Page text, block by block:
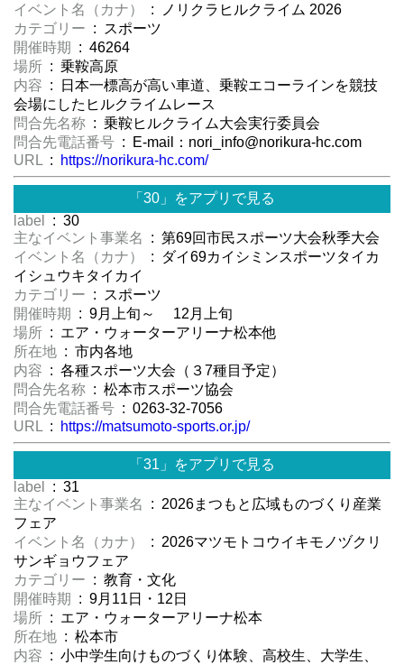
イベント名（カナ）
: ノリクラヒルクライム 2026
カテゴリー : スポーツ
開催時期
: 46264
場所 : 乗鞍高原
内容 : 日本一標高が高い車道、乗鞍エコーラインを競技
会場にしたヒルクライムレース
問合先名称 : 乗鞍ヒルクライム大会実行委員会
問合先電話番号 : E-mail：nori_info@norikura-hc.com
URL : https://norikura-hc.com/
「30」をアプリで見る
label
: 30
主なイベント事業名
: 第69回市民スポーツ大会秋季大会
イベント名（カナ）
: ダイ69カイシミンスポーツタイカ
イシュウキタイカイ
カテゴリー : スポーツ
開催時期
: 9月上旬～ 12月上旬
場所 : エア・ウォーターアリーナ松本他
所在地 : 市内各地
内容 : 各種スポーツ大会（３7種目予定）
問合先名称 : 松本市スポーツ協会
問合先電話番号 : 0263-32-7056
URL : https://matsumoto-sports.or.jp/
「31」をアプリで見る
label
: 31
主なイベント事業名
: 2026まつもと広域ものづくり産業
フェア
イベント名（カナ）
: 2026マツモトコウイキモノヅクリ
サンギョウフェア
カテゴリー : 教育・文化
開催時期
: 9月11日・12日
場所 : エア・ウォーターアリーナ松本
所在地 : 松本市
内容 : 小中学生向けものづくり体験、高校生、大学生、